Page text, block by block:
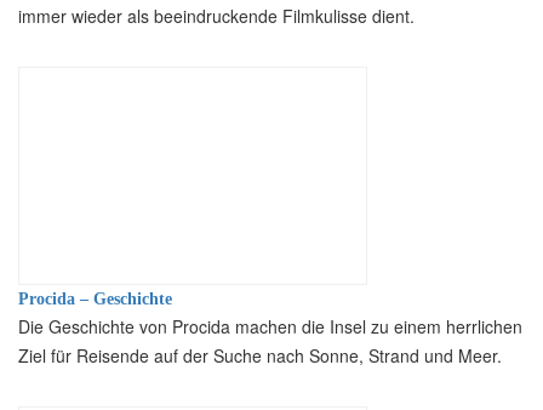
immer wieder als beeindruckende Filmkulisse dient.
Procida – Geschichte
Die Geschichte von Procida machen die Insel zu einem herrlichen
Ziel für Reisende auf der Suche nach Sonne, Strand und Meer.